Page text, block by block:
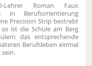
Lehrer Roman Faux
in Berufsorientierung
Precision Strip bestrebt
ist die Schule am Berg
das entsprechende
Berufsleben einmal